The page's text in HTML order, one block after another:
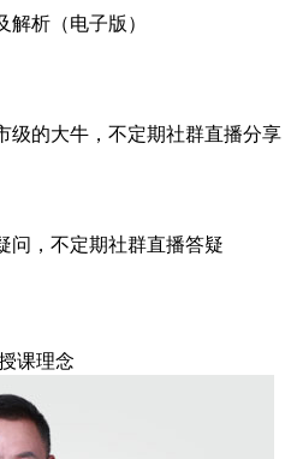
析（电子版）
级的大牛，不定期社群直播分享
问，不定期社群直播答疑
课理念